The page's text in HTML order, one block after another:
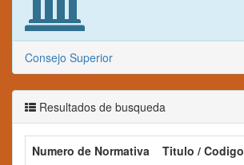
Consejo Superior
Resultados de busqueda
Numero de Normativa Titulo / Codigo